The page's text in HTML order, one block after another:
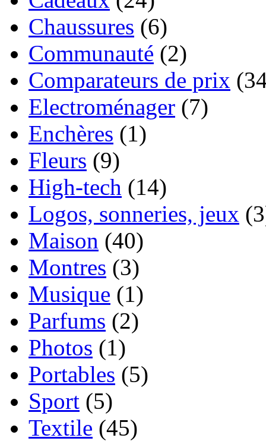
Chaussures (6)
Communauté (2)
Comparateurs de prix
Electroménager (7)
Enchères (1)
Fleurs (9)
High-tech (14)
Logos, sonneries, jeux
Maison (40)
Montres (3)
Musique (1)
Parfums (2)
Photos (1)
Portables (5)
Sport (5)
Textile (45)